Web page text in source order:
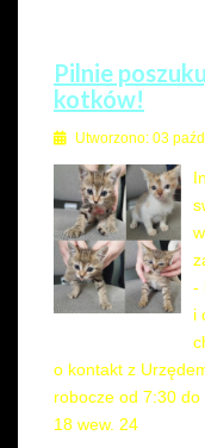
Pilnie
kotków!
Utworzono: 03
-
i
o kontakt z
robocze od 7:30
18 wew. 24